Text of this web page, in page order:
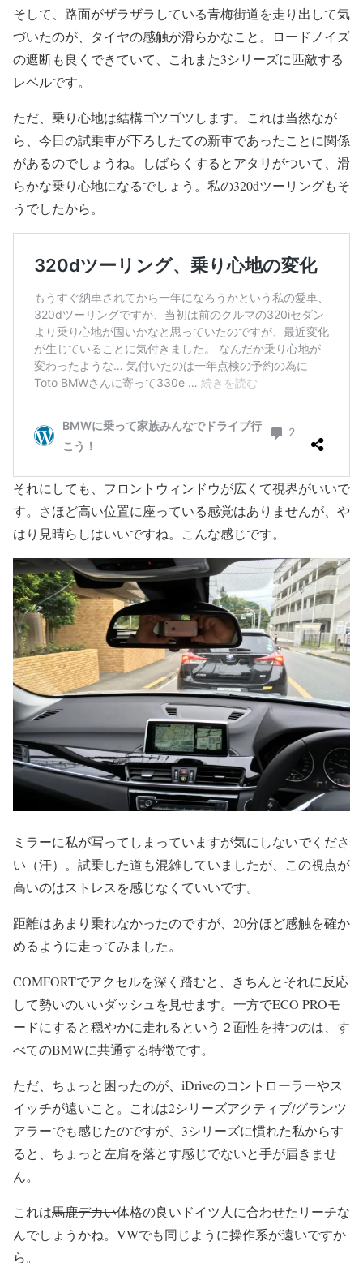
そして、路面がザラザラしている青梅街道を走り出して気
づいたのが、タイヤの感触が滑らかなこと。ロードノイズ
の遮断も良くできていて、これまた3シリーズに匹敵する
レベルです。
ただ、乗り心地は結構ゴツゴツします。これは当然なが
ら、今日の試乗車が下ろしたての新車であったことに関係
があるのでしょうね。しばらくするとアタリがついて、滑
らかな乗り心地になるでしょう。私の320dツーリングもそ
うでしたから。
それにしても、フロントウィンドウが広くて視界がいいで
す。さほど高い位置に座っている感覚はありませんが、や
はり見晴らしはいいですね。こんな感じです。
ミラーに私が写ってしまっていますが気にしないでくださ
い（汗）。試乗した道も混雑していましたが、この視点が
高いのはストレスを感じなくていいです。
距離はあまり乗れなかったのですが、20分ほど感触を確か
めるように走ってみました。
COMFORTでアクセルを深く踏むと、きちんとそれに反応
して勢いのいいダッシュを見せます。一方でECO PROモ
ードにすると穏やかに走れるという２面性を持つのは、す
べてのBMWに共通する特徴です。
ただ、ちょっと困ったのが、iDriveのコントローラーやス
イッチが遠いこと。これは2シリーズアクティブ/グランツ
アラーでも感じたのですが、3シリーズに慣れた私からす
ると、ちょっと左肩を落とす感じでないと手が届きませ
ん。
これは馬鹿デカい体格の良いドイツ人に合わせたリーチな
んでしょうかね。VWでも同じように操作系が遠いですか
ら。